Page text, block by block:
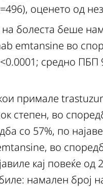
оценето од
болеста беше
emtansine во
средно
примале
степен, во
со 57%, по
во
кај повеќе
намален број